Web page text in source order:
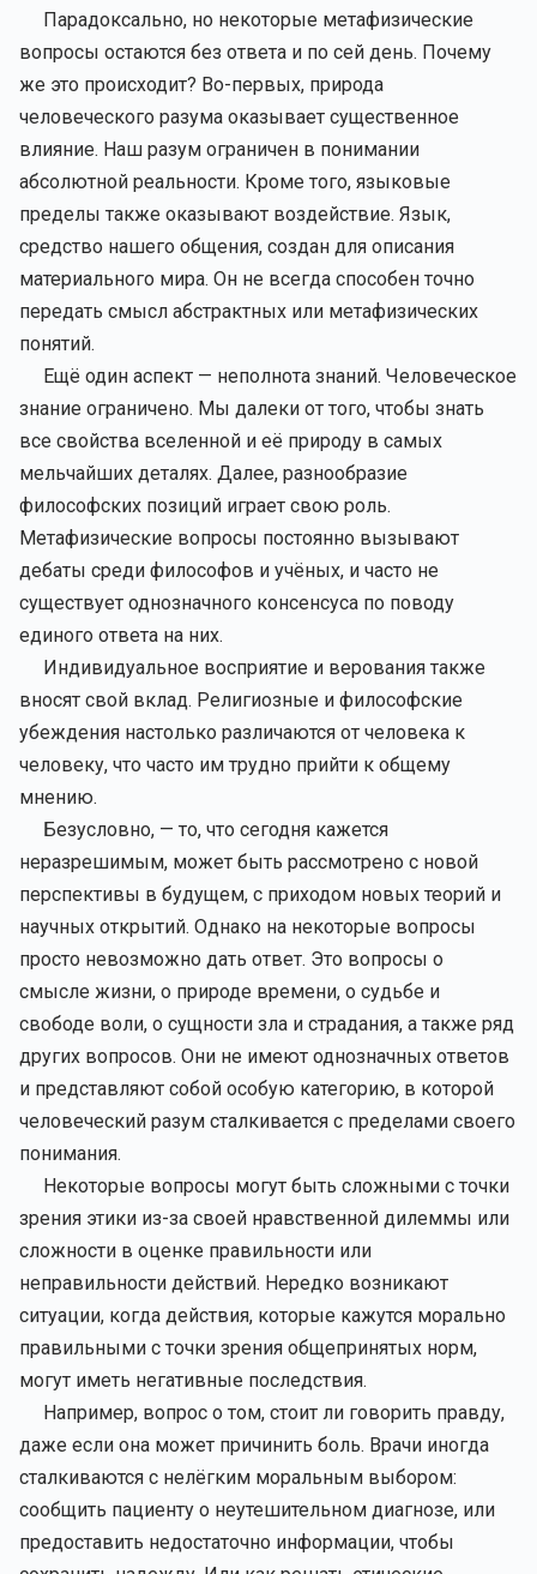
Парадоксально, но некоторые метафизические
вопросы остаются без ответа и по сей день. Почему
же это происходит? Во-первых, природа
человеческого разума оказывает существенное
влияние. Наш разум ограничен в понимании
абсолютной реальности. Кроме того, языковые
пределы также оказывают воздействие. Язык,
средство нашего общения, создан для описания
материального мира. Он не всегда способен точно
передать смысл абстрактных или метафизических
понятий.
Ещё один аспект — неполнота знаний. Человеческое
знание ограничено. Мы далеки от того, чтобы знать
все свойства вселенной и её природу в самых
мельчайших деталях. Далее, разнообразие
философских позиций играет свою роль.
Метафизические вопросы постоянно вызывают
дебаты среди философов и учёных, и часто не
существует однозначного консенсуса по поводу
единого ответа на них.
Индивидуальное восприятие и верования также
вносят свой вклад. Религиозные и философские
убеждения настолько различаются от человека к
человеку, что часто им трудно прийти к общему
мнению.
Безусловно, — то, что сегодня кажется
неразрешимым, может быть рассмотрено с новой
перспективы в будущем, с приходом новых теорий и
научных открытий. Однако на некоторые вопросы
просто невозможно дать ответ. Это вопросы о
смысле жизни, о природе времени, о судьбе и
свободе воли, о сущности зла и страдания, а также ряд
других вопросов. Они не имеют однозначных ответов
и представляют собой особую категорию, в которой
человеческий разум сталкивается с пределами своего
понимания.
Некоторые вопросы могут быть сложными с точки
зрения этики из-за своей нравственной дилеммы или
сложности в оценке правильности или
неправильности действий. Нередко возникают
ситуации, когда действия, которые кажутся морально
правильными с точки зрения общепринятых норм,
могут иметь негативные последствия.
Например, вопрос о том, стоит ли говорить правду,
даже если она может причинить боль. Врачи иногда
сталкиваются с нелёгким моральным выбором:
сообщить пациенту о неутешительном диагнозе, или
предоставить недостаточно информации, чтобы